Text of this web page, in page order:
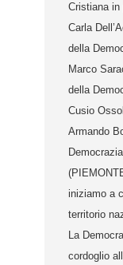
Cristiana in
Carla
della
Marco
della
Cusio
Armando
iniziamo a
territorio
La
cordoglio